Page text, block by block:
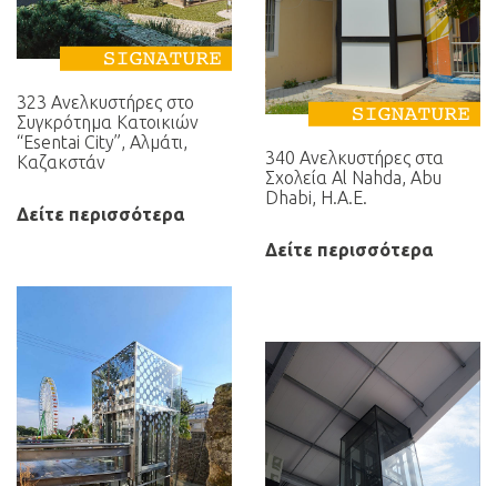
323 Ανελκυστήρες στο
Συγκρότημα Κατοικιών
“Esentai City”, Αλμάτι,
Καζακστάν
Δείτε περισσότερα
340 Aνελκυστήρες στα
Σχολεία Al Nahda, Abu
Dhabi, Η.Α.Ε.
Δείτε περισσότερα